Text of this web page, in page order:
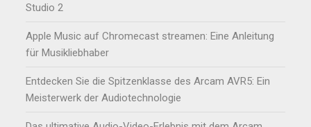
Studio 2
Apple Music auf Chromecast streamen: Eine Anleitung
für Musikliebhaber
Entdecken Sie die Spitzenklasse des Arcam AVR5: Ein
Meisterwerk der Audiotechnologie